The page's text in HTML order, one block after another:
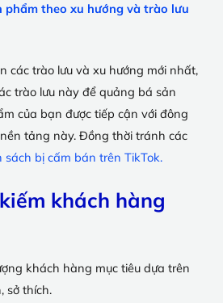
phẩm theo xu hướng và trào lưu
các trào lưu và xu hướng mới nhất,
trào lưu này để quảng bá sản
của bạn được tiếp cận với đông
tảng này. Đồng thời tránh các
bị cấm bán trên TikTok.
khách hàng
khách hàng mục tiêu dựa trên
sở thích.